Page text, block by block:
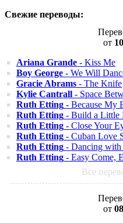
Свежие переводы:
от
Ariana Grande - Kiss Me
Boy George
Gracie Abrams - The Knife
Kylie Cantrall - Space
Ruth Etting - Because My
Ruth Etting - Build a Little
Ruth Etting - Close Your
Ruth Etting - Cuban Love
Ruth Etting - Dancing with
Ruth Etting - Easy Come,
Все
от